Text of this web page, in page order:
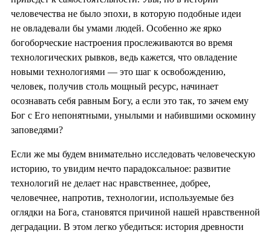
человечества не было эпохи, в которую подобные идеи
не овладевали бы умами людей. Особенно же ярко
богоборческие настроения прослеживаются во время
технологических рывков, ведь кажется, что овладение
новыми технологиями — это шаг к освобождению,
человек, получив столь мощный ресурс, начинает
осознавать себя равным Богу, а если это так, то зачем ему
Бог с Его непонятными, унылыми и набившими оскомину
заповедями?
Если же мы будем внимательно исследовать человеческую
историю, то увидим нечто парадоксальное: развитие
технологий не делает нас нравственнее, добрее,
человечнее, напротив, технологии, используемые без
оглядки на Бога, становятся причиной нашей нравственной
деградации. В этом легко убедиться: история древности